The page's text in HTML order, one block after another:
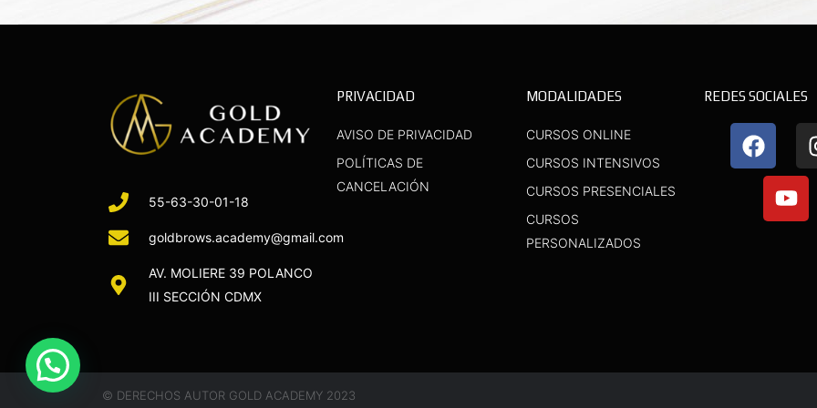
55-63-30-01-18
goldbrows.academy@gmail.com
AV. MOLIERE 39 POLANCO
III SECCIÓN CDMX
PRIVACIDAD
AVISO DE PRIVACIDAD
POLÍTICAS DE
CANCELACIÓN
MODALIDADES
CURSOS ONLINE
CURSOS INTENSIVOS
CURSOS PRESENCIALES
CURSOS
PERSONALIZADOS
REDES SOCIALES
F
a
c
b
Y
u
t
u
© DERECHOS AUTOR GOLD ACADEMY 2023